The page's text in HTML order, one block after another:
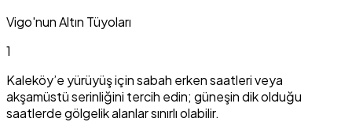
Vigo'nun Altın Tüyoları
1
Kaleköy’e yürüyüş için sabah erken saatleri veya
akşamüstü serinliğini tercih edin; güneşin dik olduğu
saatlerde gölgelik alanlar sınırlı olabilir.